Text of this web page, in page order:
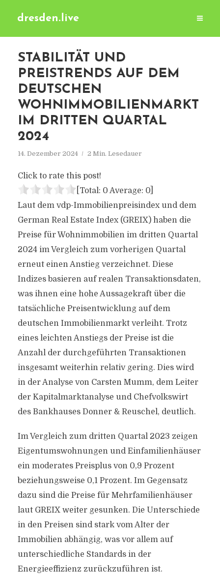
dresden.live
STABILITÄT UND
PREISTRENDS AUF DEM
DEUTSCHEN
WOHNIMMOBILIENMARKT
IM DRITTEN QUARTAL
2024
14. Dezember 2024 2 Min. Lesedauer
Click to rate this post!
[Total: 0 Average: 0]
Laut dem vdp-Immobilienpreisindex und dem
German Real Estate Index (GREIX) haben die
Preise für Wohnimmobilien im dritten Quartal
2024 im Vergleich zum vorherigen Quartal
erneut einen Anstieg verzeichnet. Diese
Indizes basieren auf realen Transaktionsdaten,
was ihnen eine hohe Aussagekraft über die
tatsächliche Preisentwicklung auf dem
deutschen Immobilienmarkt verleiht. Trotz
eines leichten Anstiegs der Preise ist die
Anzahl der durchgeführten Transaktionen
insgesamt weiterhin relativ gering. Dies wird
in der Analyse von Carsten Mumm, dem Leiter
der Kapitalmarktanalyse und Chefvolkswirt
des Bankhauses Donner & Reuschel, deutlich.
Im Vergleich zum dritten Quartal 2023 zeigen
Eigentumswohnungen und Einfamilienhäuser
ein moderates Preisplus von 0,9 Prozent
beziehungsweise 0,1 Prozent. Im Gegensatz
dazu sind die Preise für Mehrfamilienhäuser
laut GREIX weiter gesunken. Die Unterschiede
in den Preisen sind stark vom Alter der
Immobilien abhängig, was vor allem auf
unterschiedliche Standards in der
Energieeffizienz zurückzuführen ist.